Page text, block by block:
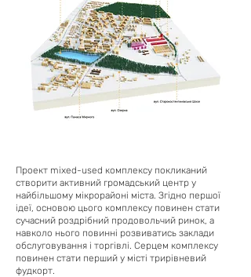
Проект mixed-used комплексу покликаний
створити активний громадський центр у
найбільшому мікрорайоні міста. Згідно першої
ідеї, основою цього комплексу повинен стати
сучасний роздрібний продовольчий ринок, а
навколо нього повинні розвиватись заклади
обслуговування і торгівлі. Серцем комплексу
повинен стати перший у місті трирівневий
фудкорт.